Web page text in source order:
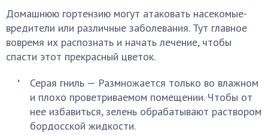
Домашнюю гортензию могут атаковать насекомые-
вредители или различные заболевания. Тут главное
вовремя их распознать и начать лечение, чтобы
спасти этот прекрасный цветок.
Серая гниль — Размножается только во влажном
и плохо проветриваемом помещении. Чтобы от
нее избавиться, зелень обрабатывают раствором
бордосской жидкости.